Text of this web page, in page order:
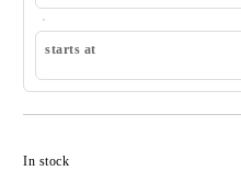
starts at
In stock